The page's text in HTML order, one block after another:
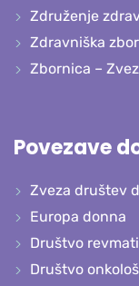
Združenje
Zdravniška
Zbornica –
Povezave
Zveza društev
Europa donna
Društvo
Društvo